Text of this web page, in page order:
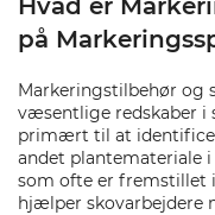
Hvad er
på
Markeringstilbehør og
væsentlige redskaber i
primært til at
andet plantemateriale
som ofte er fremstillet
hjælper skovarbejdere